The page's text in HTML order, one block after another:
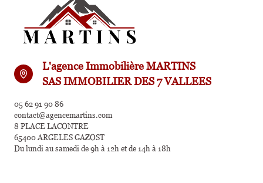
L'agence Immobilière MARTINS
SAS IMMOBILIER DES 7 VALLEES
05 62 91 90 86
contact@agencemartins.com
8 PLACE LACONTRE
65400 ARGELES GAZOST
Du lundi au samedi de 9h à 12h et de 14h à 18h